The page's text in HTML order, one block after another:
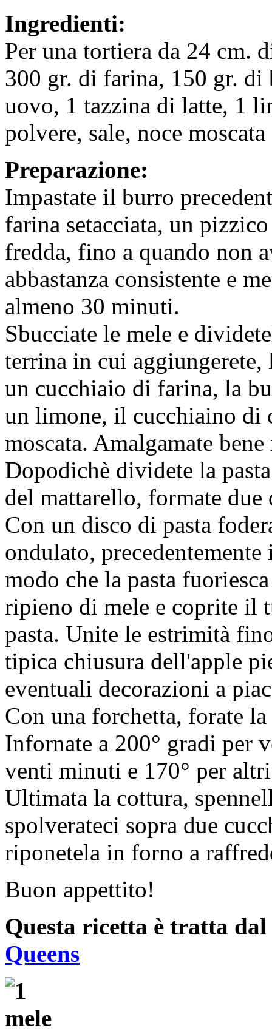
Ingredienti:
Per una tortiera da 24 cm.
300 gr. di farina, 150 gr.
uovo, 1 tazzina di latte, 1
polvere, sale, noce moscata
Preparazione:
Impastate il burro
farina setacciata, un
fredda, fino a quando non
abbastanza consistente e
almeno 30 minuti.
Sbucciate le mele e
terrina in cui
un cucchiaio di farina, la
un limone, il cucchiaino di
moscata. Amalgamate
Dopodichè dividete la
del mattarello, formate due
Con un disco di pasta
ondulato,
modo che la pasta
ripieno di mele e coprite il
pasta. Unite le estrimità
tipica chiusura dell'apple
eventuali decorazioni a
Con una forchetta, forate
Infornate a 200° gradi per
venti minuti e 170° per
Ultimata la cottura,
spolverateci sopra due
riponetela in forno a
Buon appettito!
Questa ricetta è tratta
Queens